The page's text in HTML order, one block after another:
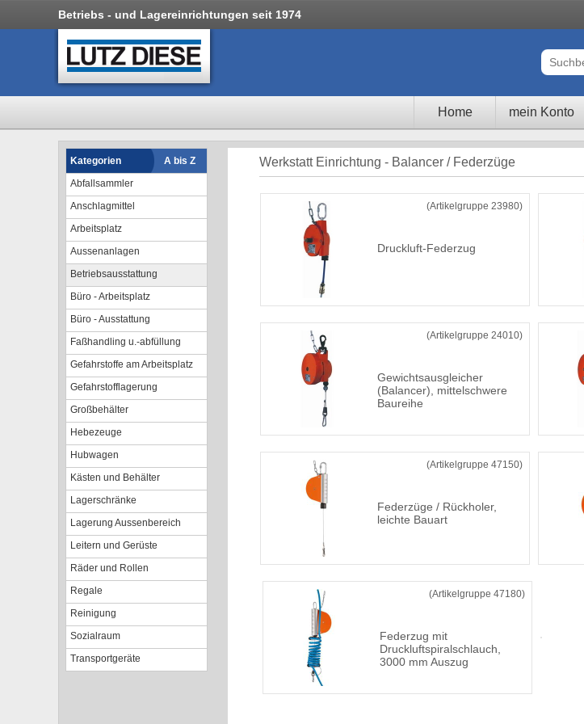
Betriebs - und Lagereinrichtungen seit 1974
Home mein Konto
Kategorien
A bis Z
Abfallsammler
Anschlagmittel
Arbeitsplatz
Aussenanlagen
Betriebsausstattung
Büro - Arbeitsplatz
Büro - Ausstattung
Faßhandling u.-abfüllung
Gefahrstoffe am Arbeitsplatz
Gefahrstofflagerung
Großbehälter
Hebezeuge
Hubwagen
Kästen und Behälter
Lagerschränke
Lagerung Aussenbereich
Leitern und Gerüste
Räder und Rollen
Regale
Reinigung
Sozialraum
Transportgeräte
Werkstatt Einrichtung - Balancer / Federzüge
(Artikelgruppe 23980)
Druckluft-Federzug
(Artikelgruppe 24010)
Gewichtsausgleicher
(Balancer), mittelschwere
Baureihe
(Artikelgruppe 47150)
Federzüge / Rückholer,
leichte Bauart
(Artikelgruppe 47180)
Federzug mit
Druckluftspiralschlauch,
3000 mm Auszug